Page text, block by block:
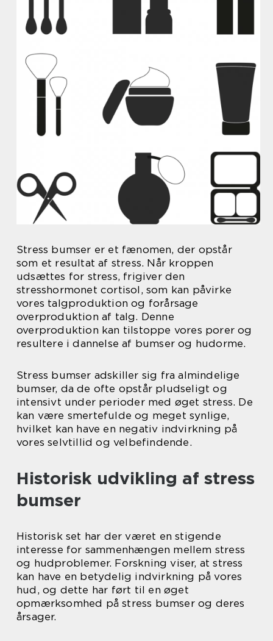
Stress bumser er et fænomen, der opstår
som et resultat af stress. Når kroppen
udsættes for stress, frigiver den
stresshormonet cortisol, som kan påvirke
vores talgproduktion og forårsage
overproduktion af talg. Denne
overproduktion kan tilstoppe vores porer og
resultere i dannelse af bumser og hudorme.
Stress bumser adskiller sig fra almindelige
bumser, da de ofte opstår pludseligt og
intensivt under perioder med øget stress. De
kan være smertefulde og meget synlige,
hvilket kan have en negativ indvirkning på
vores selvtillid og velbefindende.
Historisk udvikling af stress
bumser
Historisk set har der været en stigende
interesse for sammenhængen mellem stress
og hudproblemer. Forskning viser, at stress
kan have en betydelig indvirkning på vores
hud, og dette har ført til en øget
opmærksomhed på stress bumser og deres
årsager.